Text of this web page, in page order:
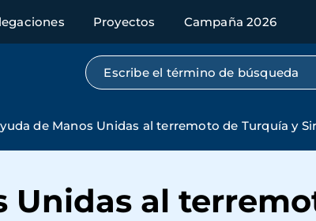
Proyectos Campaña 2026
Búsqueda por texto completo
de Manos Unidas al terremoto de Turquía y
Unidas al